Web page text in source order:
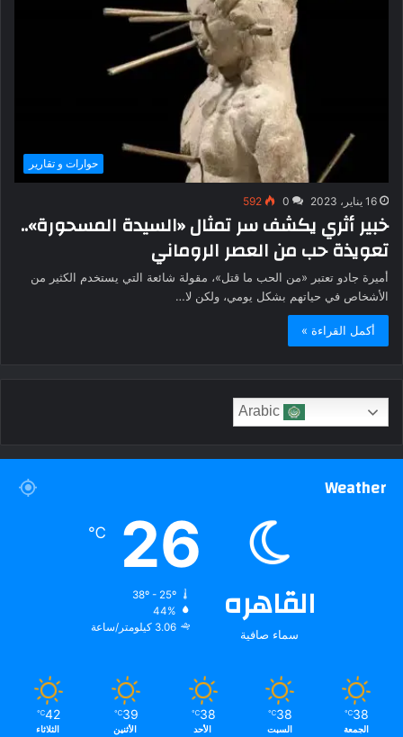
حوارات و تقارير
16 يناير، 2023 0
592
خبير أثري يكشف سر تمثال «السيدة المسحورة»..
تعويذة حب من العصر الروماني
أميرة جادو تعتبر «من الحب ما قتل»، مقولة شائعة التي يستخدم الكثير من
الأشخاص في حياتهم بشكل يومي، ولكن لا…
أكمل القراءة »
Weather
القاهره
سماء صافية
26
℃
38º - 25º
44%
3.06 كيلومتر/ساعة
38
℃
الجمعة
38
℃
السبت
38
℃
الأحد
39
℃
الأثنين
42
℃
الثلاثاء